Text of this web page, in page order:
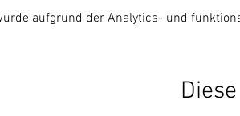
aufgrund der Analytics- und